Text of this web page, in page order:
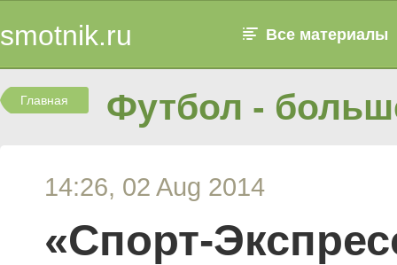
smotnik.ru Все материалы
Главная Футбол -
14:26, 02 Aug 2014
«Спорт-